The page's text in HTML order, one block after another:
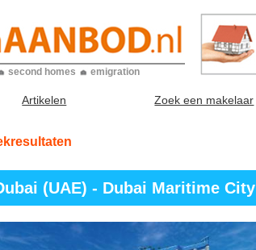
second homes emigration
Artikelen Zoek een makelaar
(UAE) - Dubai Maritime City